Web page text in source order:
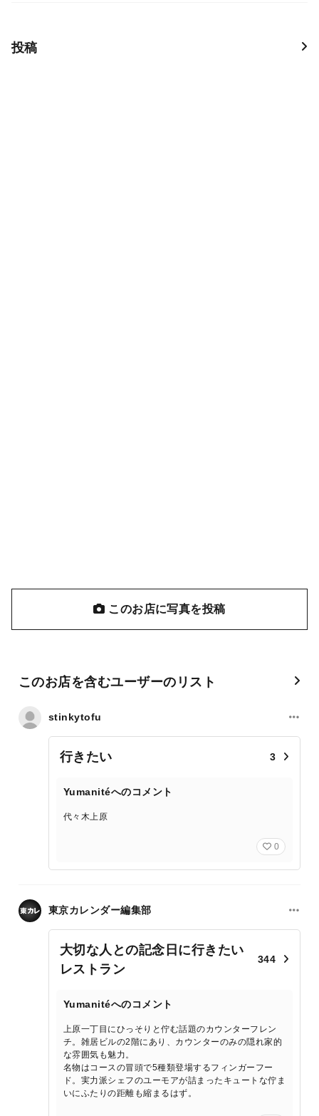
投稿
このお店に写真を投稿
このお店を含むユーザーのリスト
stinkytofu
行きたい 3
Yumanitéへのコメント
代々木上原
0
東京カレンダー編集部
大切な人との記念日に行きたい
レストラン
344
Yumanitéへのコメント
上原一丁目にひっそりと佇む話題のカウンターフレン
チ。雑居ビルの2階にあり、カウンターのみの隠れ家的
な雰囲気も魅力。
名物はコースの冒頭で5種類登場するフィンガーフー
ド。実力派シェフのユーモアが詰まったキュートな佇ま
いにふたりの距離も縮まるはず。